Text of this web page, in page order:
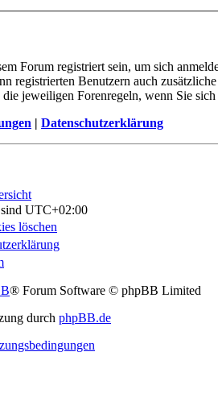
Forum registriert sein, um sich
registrierten Benutzern auch
die jeweiligen Forenregeln, wenn Sie
| Datenschutzerklärung
UTC+02:00
löschen
® Forum Software © phpBB Limited
durch phpBB.de